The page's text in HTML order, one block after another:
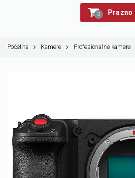
0 Prazno
Početna Kamere Profesionalne kamere